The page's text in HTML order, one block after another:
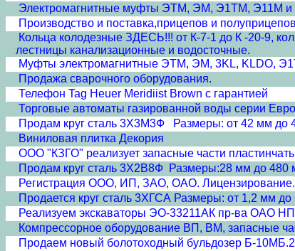
Электромагнитные муфты ЭТМ, ЭМ, Э1ТМ, Э11М и
Производство и поставка,прицепов и
Кольца колодезные ЗДЕСЬ!!! от К-7-1 до К -20-9,
лестницы канализационные и водосточные.
Муфты электромагнитные ЭТМ, ЭМ, 3KL, KLDO,
Продажа сварочного оборудования.
Телефон Tag Heuer Meridiist Brown с гарантией
Торговые автоматы газированной воды серии Евро
Продам круг сталь 3Х3М3Ф Размеры: от 42 мм до
Виниловая плитка Декория
ООО "КЗГО" реализует запасные части
Продам круг сталь 3Х2В8Ф Размеры:28 мм до 480
Регистрация ООО, ИП, ЗАО, ОАО. Лицензирование.
Продается круг сталь 3ХГСА Размеры: от 1,2 мм
Реализуем экскаваторы ЭО-33211АК пр-ва ОАО
Компрессорное оборудование ВП, ВМ, запасные
Продаем новый болотоходный бульдозер Б-